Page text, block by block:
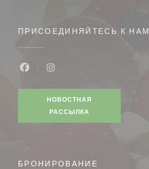
ПРИСОЕДИНЯЙТЕСЬ К НАМ
НОВОСТНАЯ
РАССЫЛКА
БРОНИРОВАНИЕ